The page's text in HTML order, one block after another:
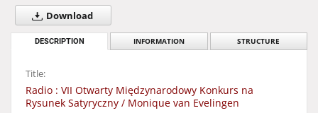
Download
DESCRIPTION INFORMATION STRUCTURE
Title:
Radio : VII Otwarty Międzynarodowy Konkurs na
Rysunek Satyryczny / Monique van Evelingen